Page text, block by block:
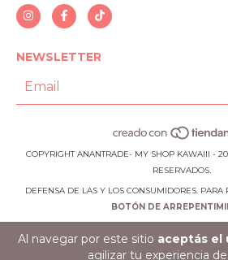
Al navegar por este sitio aceptás el
agilizar tu experiencia
NEWSLETTER
COPYRIGHT ANANTRADE- MY SHOP KAWAIII -
RESERVADOS.
DEFENSA DE LAS Y LOS CONSUMIDORES. PARA
BOTÓN DE